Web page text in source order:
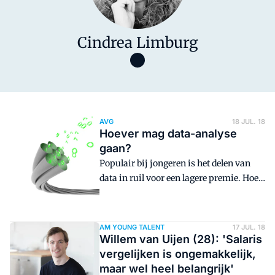
Cindrea Limburg
AVG 18 JUL. 18
Hoever mag data-analyse
gaan?
Populair bij jongeren is het delen van
data in ruil voor een lagere premie. Hoe
ver kunnen verzekeraars eigenlijk gaan
Facebookpixel die zorgverzekeraars op
hun site plaatsten, leidde dit voorjaar in
ieder geval tot verontwaardiging. Wat
zeggen drie experts van buiten de
AM YOUNG TALENT 17 JUL. 18
Willem van Uijen (28): 'Salaris
vergelijken is ongemakkelijk,
maar wel heel belangrijk'